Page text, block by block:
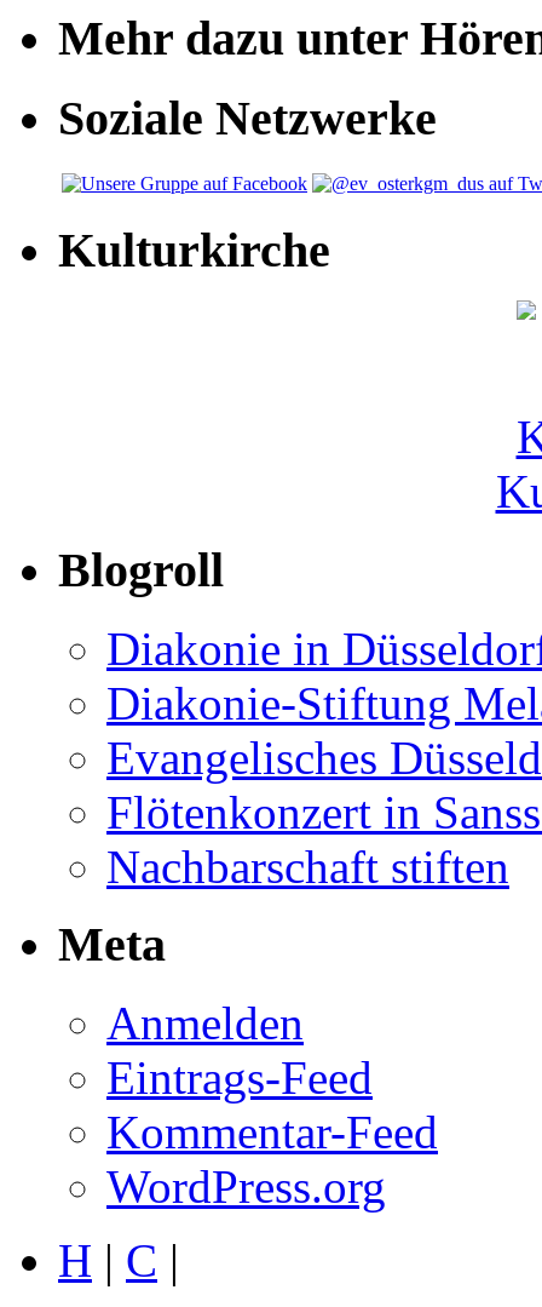
Mehr dazu unter
Soziale Netzwerke
Kulturkirche
Blogroll
Diakonie in
Diakonie-Stiftung
Evangelisches
Flötenkonzert in
Nachbarschaft stiften
Meta
Anmelden
Eintrags-Feed
Kommentar-Feed
WordPress.org
H | C |